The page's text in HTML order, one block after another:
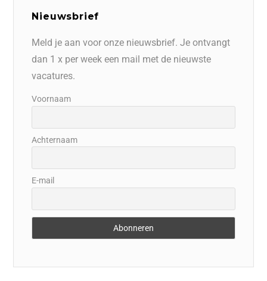
Nieuwsbrief
Meld je aan voor onze nieuwsbrief. Je ontvangt
dan 1 x per week een mail met de nieuwste
vacatures.
Voornaam
Achternaam
E-mail